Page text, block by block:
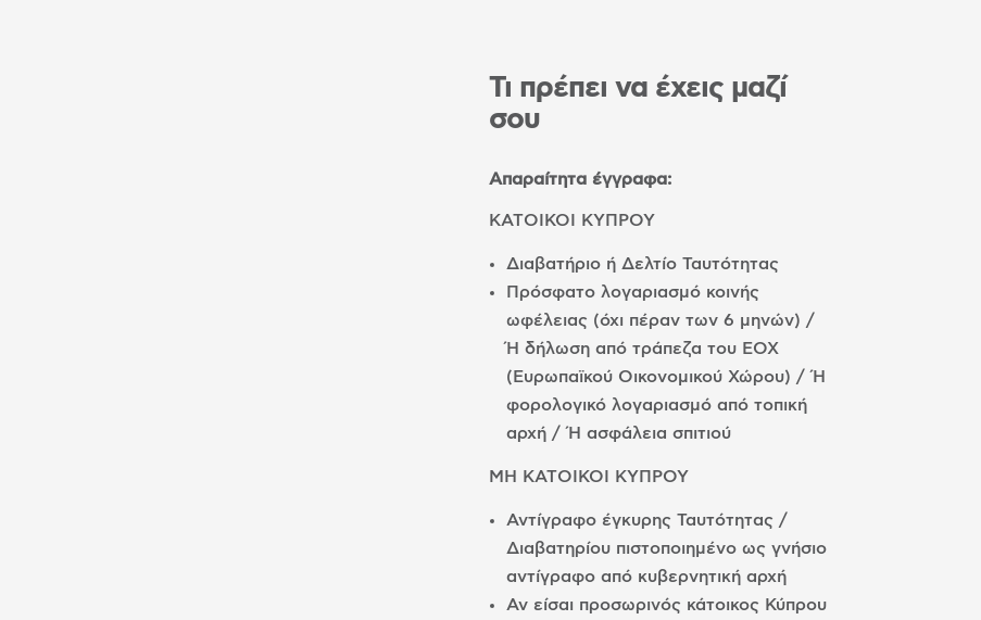
Τι πρέπει να έχεις μαζί
σου
Απαραίτητα έγγραφα:
ΚΑΤΟΙΚΟΙ ΚΥΠΡΟΥ
Διαβατήριο ή Δελτίο Ταυτότητας
Πρόσφατο λογαριασμό κοινής
ωφέλειας (όχι πέραν των 6 μηνών) /
Ή δήλωση από τράπεζα του ΕΟΧ
(Ευρωπαϊκού Οικονομικού Χώρου) / Ή
φορολογικό λογαριασμό από τοπική
αρχή / Ή ασφάλεια σπιτιού
ΜΗ ΚΑΤΟΙΚΟΙ ΚΥΠΡΟΥ
Αντίγραφο έγκυρης Ταυτότητας /
Διαβατηρίου πιστοποιημένο ως γνήσιο
αντίγραφο από κυβερνητική αρχή
Αν είσαι προσωρινός κάτοικος Κύπρου